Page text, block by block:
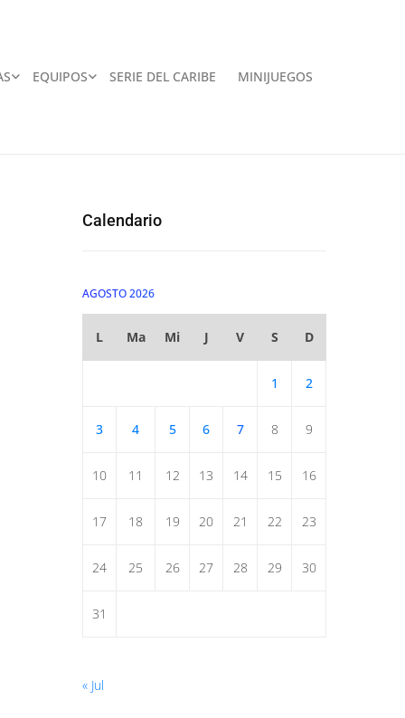
EQUIPOS SERIE DEL CARIBE MINIJUEGOS
Calendario
AGOSTO 2026
L Ma Mi J V S D
1 2
3 4 5 6 7 8 9
10 11 12 13 14 15 16
17 18 19 20 21 22 23
24 25 26 27 28 29 30
31
« Jul